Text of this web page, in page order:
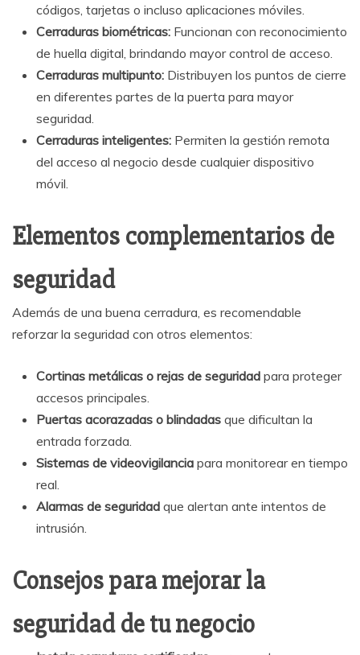
códigos, tarjetas o incluso aplicaciones móviles.
Cerraduras biométricas: Funcionan con reconocimiento
de huella digital, brindando mayor control de acceso.
Cerraduras multipunto: Distribuyen los puntos de cierre
en diferentes partes de la puerta para mayor
seguridad.
Cerraduras inteligentes: Permiten la gestión remota
del acceso al negocio desde cualquier dispositivo
móvil.
Elementos complementarios de
seguridad
Además de una buena cerradura, es recomendable
reforzar la seguridad con otros elementos:
Cortinas metálicas o rejas de seguridad para proteger
accesos principales.
Puertas acorazadas o blindadas que dificultan la
entrada forzada.
Sistemas de videovigilancia para monitorear en tiempo
real.
Alarmas de seguridad que alertan ante intentos de
intrusión.
Consejos para mejorar la
seguridad de tu negocio